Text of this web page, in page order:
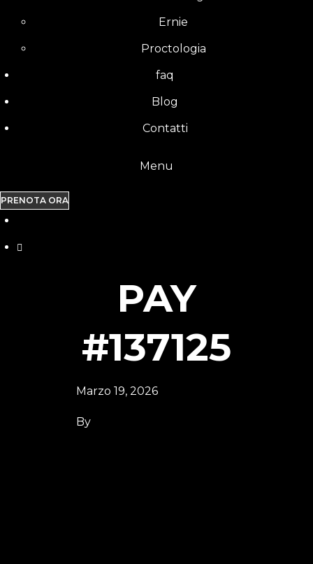
Ernie
Proctologia
faq
Blog
Contatti
Menu
PRENOTA ORA
PAY
#137125
Marzo 19, 2026
By